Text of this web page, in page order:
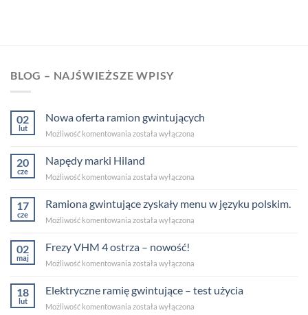
BLOG – NAJŚWIEŻSZE WPISY
02
lut
Nowa oferta ramion gwintujących
Możliwość komentowania Nowa
ramion
została wyłączona
20
cze
Napędy marki Hiland
Możliwość komentowania Napędy
została wyłączona
17
cze
Ramiona gwintujące zyskały menu w języku polskim.
Możliwość komentowania Ramiona
w
polskim.
została wyłączona
02
maj
Frezy VHM 4 ostrza – nowość!
Możliwość komentowania Frezy
ostrza
–
została wyłączona
18
lut
Elektryczne ramię gwintujące – test użycia
Możliwość komentowania Elektryczne
została wyłączona